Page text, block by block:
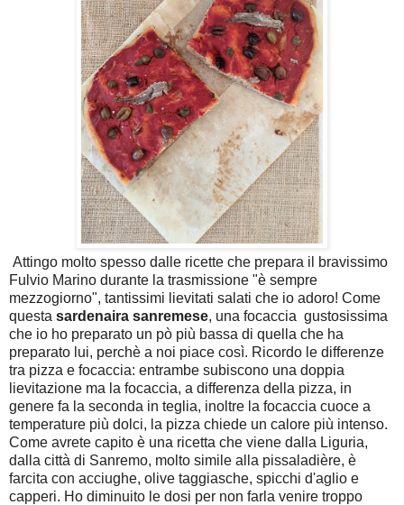
Attingo molto spesso dalle ricette che prepara il bravissimo
Fulvio Marino durante la trasmissione "è sempre
mezzogiorno", tantissimi lievitati salati che io adoro! Come
questa sardenaira sanremese, una focaccia gustosissima
che io ho preparato un pò più bassa di quella che ha
preparato lui, perchè a noi piace così. Ricordo le differenze
tra pizza e focaccia: entrambe subiscono una doppia
lievitazione ma la focaccia, a differenza della pizza, in
genere fa la seconda in teglia, inoltre la focaccia cuoce a
temperature più dolci, la pizza chiede un calore più intenso.
Come avrete capito è una ricetta che viene dalla Liguria,
dalla città di Sanremo, molto simile alla pissaladière, è
farcita con acciughe, olive taggiasche, spicchi d'aglio e
capperi. Ho diminuito le dosi per non farla venire troppo